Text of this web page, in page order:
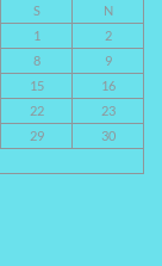
S
N
1
2
8
9
15
16
22
23
29
30